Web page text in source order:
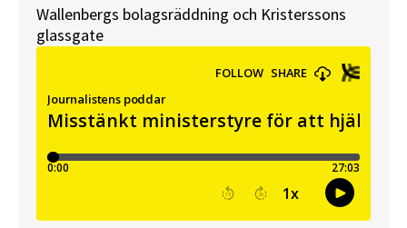
Wallenbergs bolagsräddning och Kristerssons
glassgate